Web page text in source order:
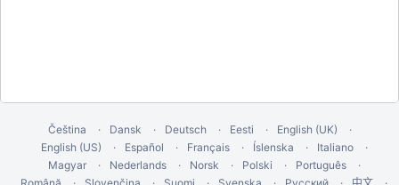
Čeština Dansk Deutsch Eesti
English (UK)
English (US)
Español Français Íslenska
Italiano
Magyar
Nederlands Norsk Polski
Português